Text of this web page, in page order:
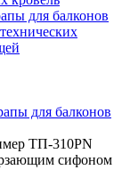
для балконов
для балконов
ТП-310PN
сифоном